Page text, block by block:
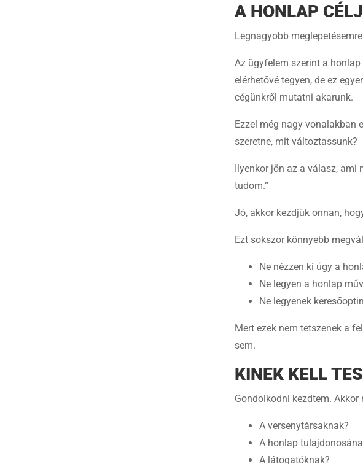
A HONLAP
Legnagyobb
Az ügyfelem szerint a
elérhetővé tegyen, de ez
cégünkről mutatni akarunk.
Ezzel még nagy vonalakban
szeretne, mit változtassunk?
Ilyenkor jön az a válasz, ami
tudom.”
Jó, akkor kezdjük onnan,
Ezt sokszor könnyebb
Ne nézzen ki úgy a
Ne legyen a honlap
Ne legyenek
Mert ezek nem tetszenek a
sem.
KINEK KELL
Gondolkodni kezdtem.
A versenytársaknak?
A honlap
A látogatóknak?